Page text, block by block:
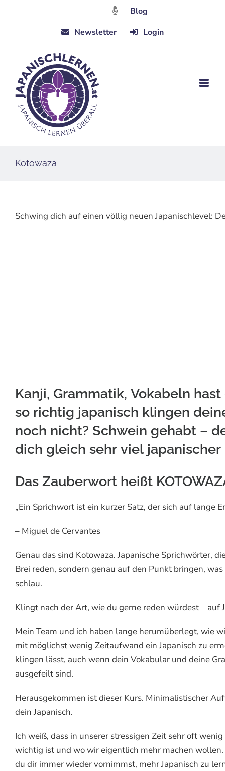
Blog
Newsletter
Login
Kotowaza
Schwing dich auf einen völlig neuen Japanischlevel:
Kanji, Grammatik, Vokabeln
so richtig japanisch klingen
noch nicht? Schwein gehabt –
dich gleich sehr viel
Das Zauberwort heißt
„Ein Sprichwort ist ein kurzer Satz, der sich auf lange
– Miguel de Cervantes
Genau das sind Kotowaza. Japanische Sprichwörter,
Brei reden, sondern genau auf den Punkt bringen,
schlau.
Klingt nach der Art, wie du gerne reden würdest – auf
Mein Team und ich haben lange herumüberlegt, wie
mit möglichst wenig Zeitaufwand ein Japanisch zu
klingen lässt, auch wenn dein Vokabular und deine
ausgefeilt sind.
Herausgekommen ist dieser Kurs. Minimalistischer
dein Japanisch.
Ich weiß, dass in unserer stressigen Zeit sehr oft
wichtig ist und wo wir eigentlich mehr machen
du dir immer wieder vornimmst, mehr Japanisch zu